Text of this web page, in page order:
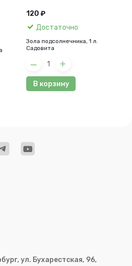
120 ₽
Достаточно
Зола подсолнечника, 1 л.
Садовита
В корзину
ул. Бухарестская, 96,